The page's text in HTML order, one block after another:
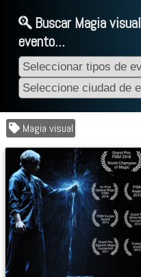
Buscar Magia
evento...
Magia visual